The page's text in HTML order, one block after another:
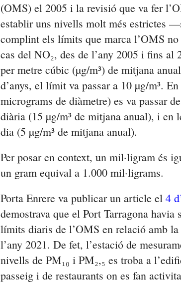
(OMS) el 2005 i la revisió que va fer
establir uns nivells molt més estrictes
complint els límits que marca l’OMS
cas del NO₂, des de l’any 2005 i fins
per metre cúbic (µg/m³) de mitjana
d’anys, el límit va passar a 10 µg/m³.
micrograms de diàmetre) es va passar
diària (15 µg/m³ de mitjana anual), i en
dia (5 µg/m³ de mitjana anual).
Per posar en context, un mil·ligram és
un gram equival a 1.000 mil·ligrams.
Porta Enrere va publicar un article el 4
demostrava que el Port Tarragona havia
límits diaris de l’OMS en relació amb
l’any 2021. De fet, l’estació de
nivells de PM₁₀ i PM₂,₅ es troba a
passeig i de restaurants on es fan